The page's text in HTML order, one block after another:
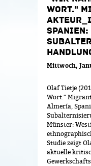
WORT."
SPANIEN:
Mittwoch,
Olaf Tietje
Wort."
Almería,
Münster:
Studie zeigt
aktuelle